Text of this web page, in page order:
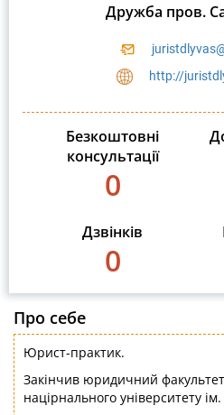
Дружба пров.
http://
Безкоштовні
консультації
0
Дзвінків
0
Про себе
Юрист-практик.
Закінчив юридичний факультет
націрнального університету